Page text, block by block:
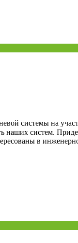
системы на
систем.
в